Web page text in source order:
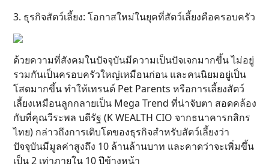
3. ธุรกิจสัตว์เลี้ยง: โอกาสใหม่ในยุคที่สัตว์เลี้ยงคือครอบครัว
ด้วยความที่สังคมในปัจจุบันมีความเป็นปัจเจกมากขึ้น ไม่อยู่
รวมกันเป็นครอบครัวใหญ่เหมือนก่อน และคนนิยมอยู่เป็น
โสดมากขึ้น ทำให้เทรนด์ Pet Parents หรือการเลี้ยงสัตว์
เลี้ยงเหมือนลูกกลายเป็น Mega Trend ที่น่าจับตา สอดคล้อง
กับที่คุณวีระพล บดีรัฐ (K WEALTH CIO จากธนาคารกสิกร
ไทย) กล่าวถึงการเติบโตของธุรกิจสำหรับสัตว์เลี้ยงว่า
ปัจจุบันมีมูลค่าสูงถึง 10 ล้านล้านบาท และคาดว่าจะเพิ่มขึ้น
เป็น 2 เท่าภายใน 10 ปีข้างหน้า